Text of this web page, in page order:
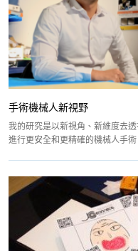
手術機械人新視野
我的研究是以新視角、新維度去
進行更安全和更精確的機械人手術